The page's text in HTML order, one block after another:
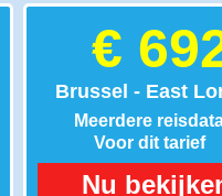
€
Brussel - East
Meerdere
Voor dit tarief
Nu